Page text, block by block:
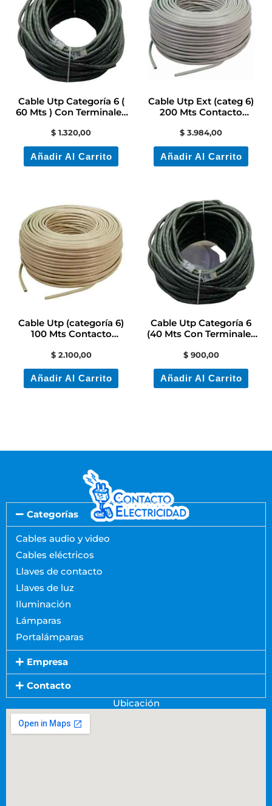
Cable Utp Categoría 6 (
60 Mts ) Con Terminales
$ 1.320,00
Añadir Al Carrito
Cable Utp Ext (categ 6)
200 Mts Contacto
$ 3.984,00
Añadir Al Carrito
Cable Utp (categoría 6)
100 Mts Contacto
$2.100,00
Añadir Al Carrito
Cable Utp Categoría 6
(40 Mts Con Terminales
$900,00
Añadir Al Carrito
Categorías
Cables audio y video
Cables eléctricos
Llaves de contacto
Llaves de luz
Iluminación
Lámparas
Portalámparas
Empresa
Contacto
Ubicación